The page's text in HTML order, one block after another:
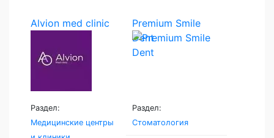
Alvion med clinic
Раздел:
Медицинские центры
Premium Smile
Dent
Раздел:
Стоматология